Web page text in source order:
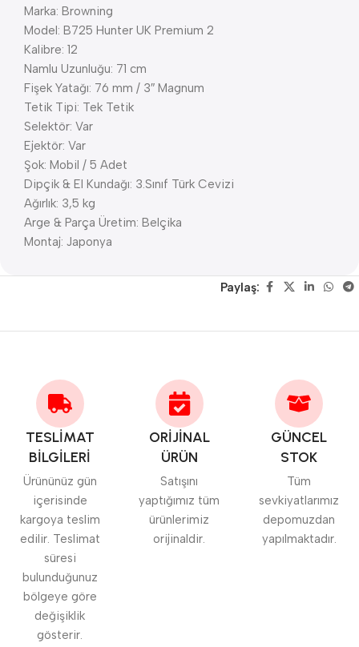
Marka: Browning
Model: B725 Hunter UK Premium 2
Kalibre: 12
Namlu Uzunluğu: 71 cm
Fişek Yatağı: 76 mm / 3″ Magnum
Tetik Tipi: Tek Tetik
Selektör: Var
Ejektör: Var
Şok: Mobil / 5 Adet
Dipçik & El Kundağı: 3.Sınıf Türk Cevizi
Ağırlık: 3,5 kg
Arge & Parça Üretim: Belçika
Montaj: Japonya
Paylaş:
TESLİMAT
BİLGİLERİ
Ürününüz gün
içerisinde
kargoya teslim
edilir. Teslimat
süresi
bulunduğunuz
bölgeye göre
değişiklik
gösterir.
ORİJİNAL
ÜRÜN
Satışını
yaptığımız tüm
ürünlerimiz
orijinaldir.
GÜNCEL
STOK
Tüm
sevkiyatlarımız
depomuzdan
yapılmaktadır.